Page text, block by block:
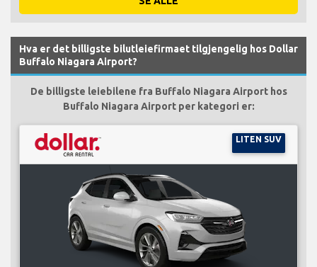
Hva er det billigste bilutleiefirmaet tilgjengelig hos Dollar
Buffalo Niagara Airport?
De billigste leiebilene fra Buffalo Niagara Airport hos
Buffalo Niagara Airport per kategori er:
LITEN SUV